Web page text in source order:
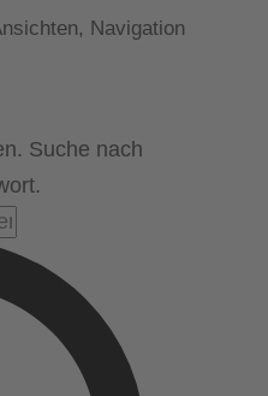
Navigation
Suche nach